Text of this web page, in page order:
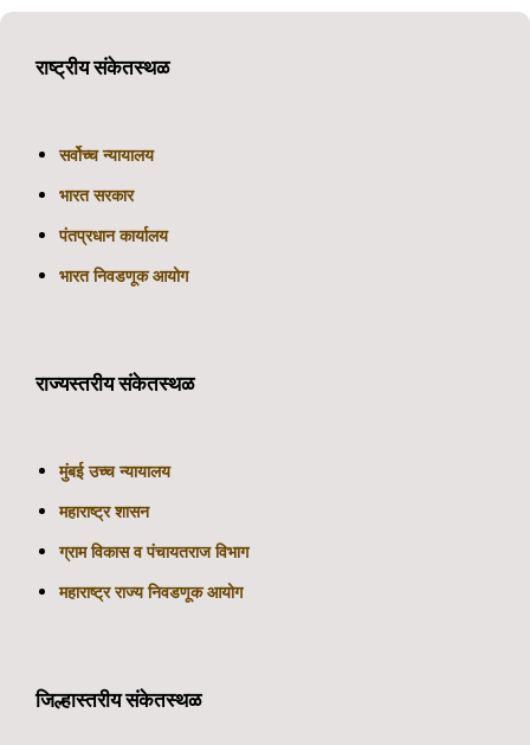
राष्ट्रीय संकेतस्थळ
सर्वोच्च न्यायालय
भारत सरकार
पंतप्रधान कार्यालय
भारत निवडणूक आयोग
राज्यस्तरीय संकेतस्थळ
मुंबई उच्च न्यायालय
महाराष्ट्र शासन
ग्राम विकास व पंचायतराज विभाग
महाराष्ट्र राज्य निवडणूक आयोग
जिल्हास्तरीय संकेतस्थळ